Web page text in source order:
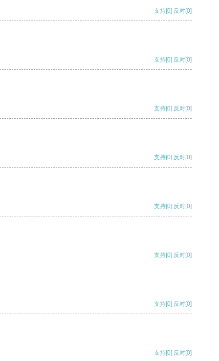
支持[0] 反对[0]
支持[0] 反对[0]
支持[0] 反对[0]
支持[0] 反对[0]
支持[0] 反对[0]
支持[0] 反对[0]
支持[0] 反对[0]
支持[0] 反对[0]